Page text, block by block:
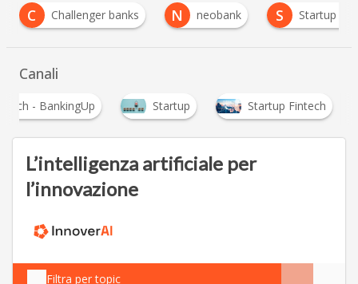
Challenger banks N neobank S Startup Fintech
Canali
- BankingUp Startup Startup Fintech
L’intelligenza artificiale per
l’innovazione
Filtra per topic